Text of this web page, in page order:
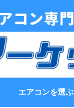
エアコンを選ぶ